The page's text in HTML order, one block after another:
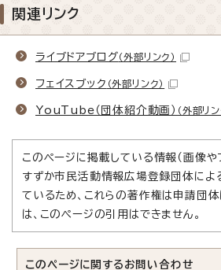
関連リンク
ライブドアブログ（外部リンク）
フェイスブック （外部リンク）
YouTube（団体紹介動画） （外部リン
このページに掲載している情報（画像や
すずか市民活動情報広場登録団体によ
ているため、これらの著作権は申請団体
は、このページの引用はできません。
このページに関する お問い合わせ